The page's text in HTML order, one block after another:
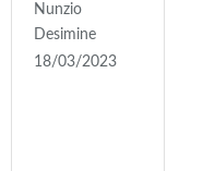
Nunzio
Desimine
18/03/2023